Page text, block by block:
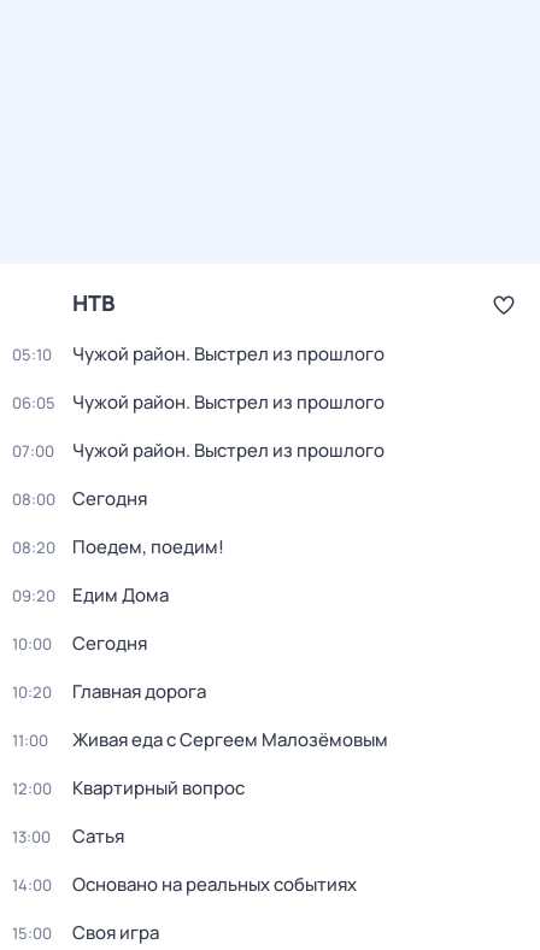
НТВ
05:10 Чужой район. Выстрел из прошлого
06:05 Чужой район. Выстрел из прошлого
07:00 Чужой район. Выстрел из прошлого
08:00 Сегодня
08:20 Поедем, поедим!
09:20 Едим Дома
10:00 Сегодня
10:20 Главная дорога
11:00 Живая еда с Сергеем Малозёмовым
12:00 Квартирный вопрос
13:00 Сатья
14:00 Основано на реальных событиях
15:00 Своя игра